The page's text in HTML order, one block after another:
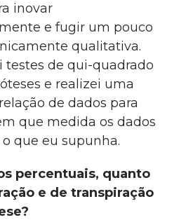
inovar
e fugir um pouco
qualitativa.
testes de qui-quadrado
e realizei uma
de dados para
que medida os dados
que eu supunha.
percentuais, quanto
e de transpiração